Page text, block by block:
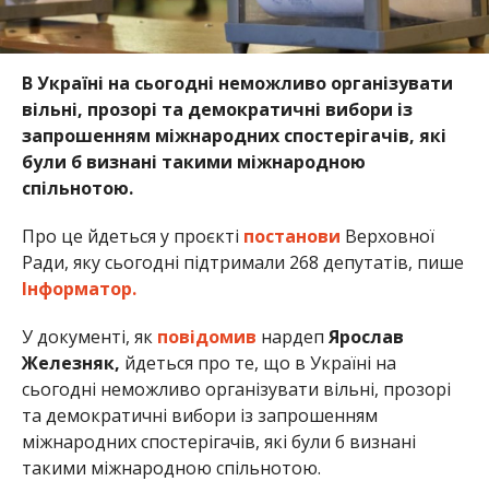
В Україні на сьогодні неможливо організувати
вільні, прозорі та демократичні вибори із
запрошенням міжнародних спостерігачів, які
були б визнані такими міжнародною
спільнотою.
Про це йдеться у проєкті постанови Верховної
Ради, яку сьогодні підтримали 268 депутатів, пише
Інформатор.
У документі, як повідомив нардеп Ярослав
Железняк, йдеться про те, що в Україні на
сьогодні неможливо організувати вільні, прозорі
та демократичні вибори із запрошенням
міжнародних спостерігачів, які були б визнані
такими міжнародною спільнотою.